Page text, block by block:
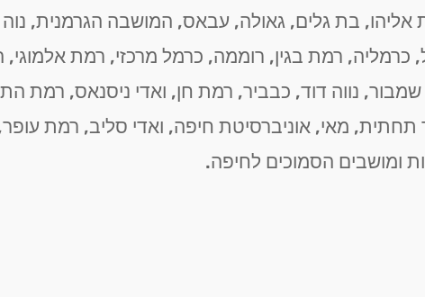
אליהו, בת גלים, גאולה, עבאס, המושבה הגרמנית,
רמת בגין, רוממה, כרמל מרכזי, רמת
שמבור, נווה דוד, כבביר, רמת חן, ואדי ניסנאס, רמת
תחתית, מאי, אוניברסיטת חיפה, ואדי סליב, רמת
ומושבים הסמוכים לחיפה.